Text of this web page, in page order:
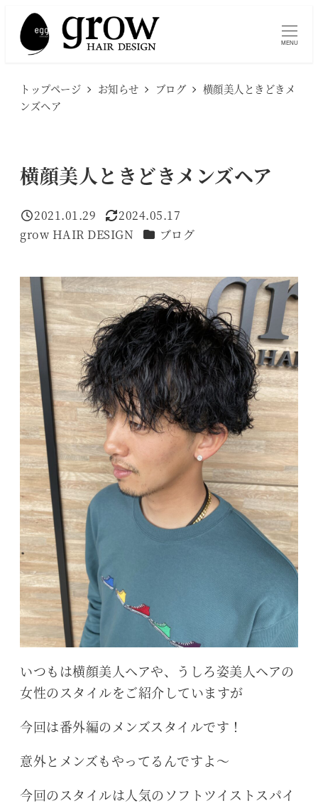
MENU
トップページ お知らせ ブログ
横顔美人ときどきメ
ンズヘア
横顔美人ときどきメンズヘア
投稿日
2021.01.29
更新日
2024.05.17
著
grow HAIR DESIGN カテゴリー
ブログ
いつもは横顔美人ヘアや、うしろ姿美人ヘアの
女性のスタイルをご紹介していますが
今回は番外編のメンズスタイルです！
意外とメンズもやってるんですよ～
今回のスタイルは人気のソフトツイストスパイ